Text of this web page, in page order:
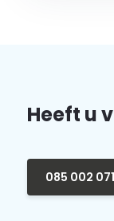
Heeft u
085 002